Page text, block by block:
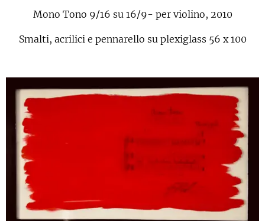
Mono Tono 9/16 su 16/9- per violino, 2010
Smalti, acrilici e pennarello su plexiglass 56 x 100